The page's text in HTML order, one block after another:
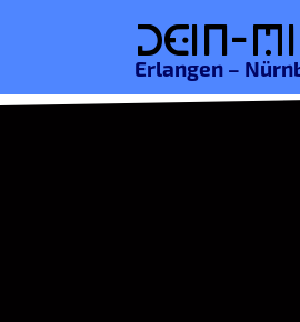
Dein-
Erlangen –